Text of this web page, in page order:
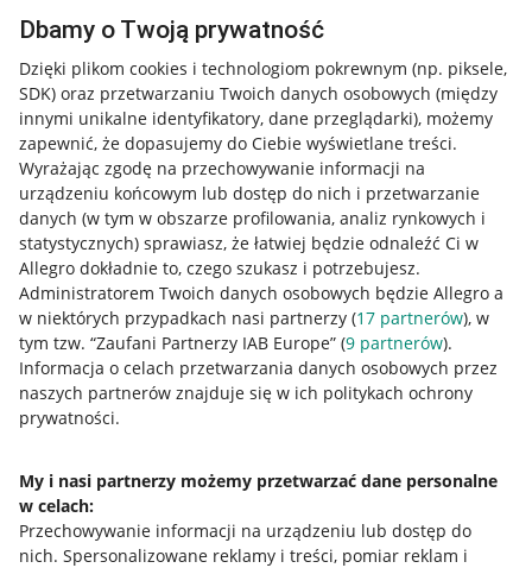
Dbamy o Twoją prywatność
Dzięki plikom cookies i technologiom pokrewnym (np. piksele,
SDK) oraz przetwarzaniu Twoich danych osobowych (między
innymi unikalne identyfikatory, dane przeglądarki), możemy
zapewnić, że dopasujemy do Ciebie wyświetlane treści.
Wyrażając zgodę na przechowywanie informacji na
urządzeniu końcowym lub dostęp do nich i przetwarzanie
danych (w tym w obszarze profilowania, analiz rynkowych i
statystycznych) sprawiasz, że łatwiej będzie odnaleźć Ci w
Allegro dokładnie to, czego szukasz i potrzebujesz.
Administratorem Twoich danych osobowych będzie Allegro a
w niektórych przypadkach nasi partnerzy (17 partnerów), w
tym tzw. “Zaufani Partnerzy IAB Europe” (9 partnerów).
Informacja o celach przetwarzania danych osobowych przez
naszych partnerów znajduje się w ich politykach ochrony
prywatności.
My i nasi partnerzy możemy przetwarzać dane personalne
w celach:
Przechowywanie informacji na urządzeniu lub dostęp do
nich. Spersonalizowane reklamy i treści, pomiar reklam i
Przydatne informacje
Jak to działa
Allegro Gadane dla sprzedających
Allegro Gadane dla kupujących